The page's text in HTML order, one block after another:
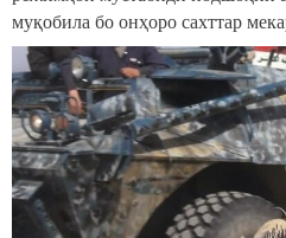
муқобила бо онҳоро сахттар